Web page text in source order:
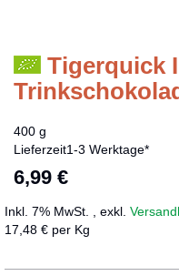
Tigerquick
400 g
Lieferzeit1-3 Werktage*
6,99 €
Inkl. 7% MwSt. exkl.
17,48 € per Kg
Zum
Anfang
der
springen